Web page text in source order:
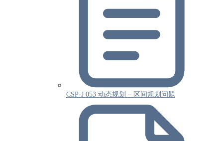
CSP-J 053 动态规划 – 区间规划问题